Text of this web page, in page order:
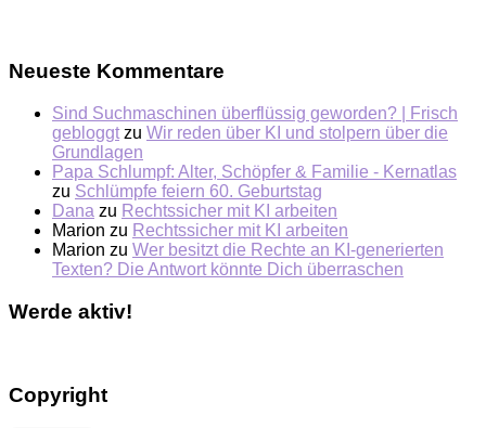
Neueste Kommentare
Sind Suchmaschinen überflüssig geworden? | Frisch
gebloggt zu Wir reden über KI und stolpern über die
Grundlagen
Papa Schlumpf: Alter, Schöpfer & Familie - Kernatlas
zu Schlümpfe feiern 60. Geburtstag
Dana zu Rechtssicher mit KI arbeiten
Marion zu Rechtssicher mit KI arbeiten
Marion zu Wer besitzt die Rechte an KI-generierten
Texten? Die Antwort könnte Dich überraschen
Werde aktiv!
Copyright